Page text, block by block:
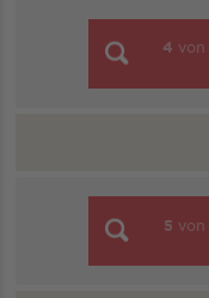
4 von
5 von